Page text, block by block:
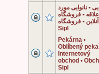
• نانوایی مورد
علاقه • فروشگاه
آنلاین • فروشگاه
Sipl
Pekárna •
Oblíbený
Internetový
obchod •
Sipl